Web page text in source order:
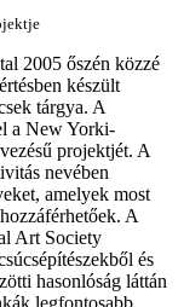
2005 őszén közzé
készült
tárgya. A
a New Yorki-
projektjét. A
nevében
amelyek most
A
Art Society
és
hasonlóság láttán
legfontosabb